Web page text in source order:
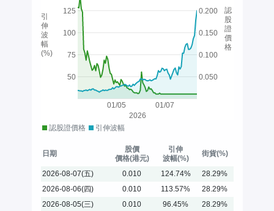
01/05 01/07
50
75
100
125
0.050
0.100
0.150
0.200
2026
引
伸
波
幅
(%)
認
股
證
價
格
認股證價格 引伸波幅
日期
股價
價格(港元)
引伸
波幅(%)
街貨(%)
2026-08-07(五) 0.010 124.74%
28.29%
2026-08-06(四)
0.010 113.57%
28.29%
2026-08-05(三)
0.010 96.45%
28.29%